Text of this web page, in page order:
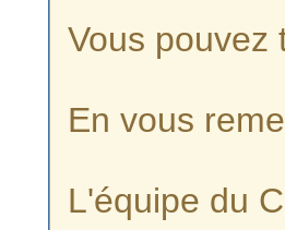
Vous
En vous
L'équipe du